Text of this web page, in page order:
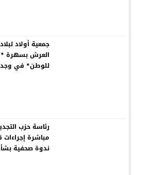
جمعية أولاد
العرش بسهرة
للوطن* في
رئاسة حزب
مباشرة
ندوة صحفية